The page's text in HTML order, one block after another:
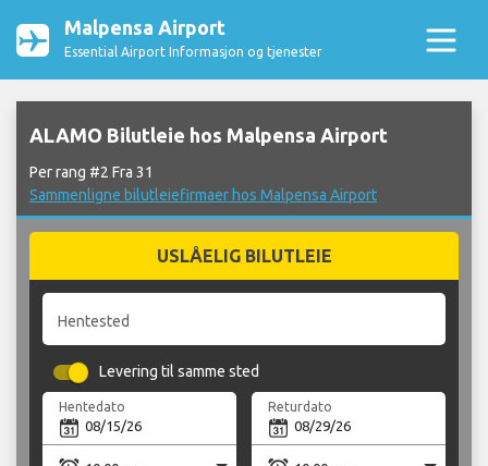
Malpensa Airport
Essential Airport Informasjon og tjenester
ALAMO Bilutleie hos Malpensa Airport
Per rang #2 Fra 31
Sammenligne bilutleiefirmaer hos Malpensa Airport
USLÅELIG BILUTLEIE
Hentested
Levering til samme sted
Hentedato Returdato